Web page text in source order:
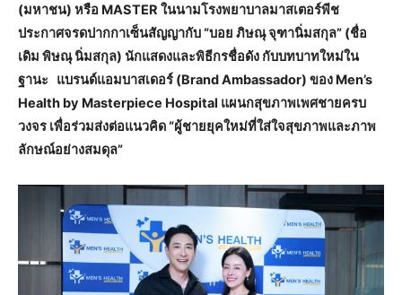
(มหาชน) หรือ MASTER ในนามโรงพยาบาลมาสเตอร์พีช
ประกาศจรดปากกาเซ็นสัญญากับ “บอย ภิษณุ จุฑานิ่มสกุล” (ชื่อ
เดิม พิษณุ นิ่มสกุล) นักแสดงและพิธีกรชื่อดัง กับบทบาทใหม่ใน
ฐานะ แบรนด์แอมบาสเดอร์ (Brand Ambassador) ของ Men’s
Health by Masterpiece Hospital แผนกสุขภาพเพศชายครบ
วงจร เพื่อร่วมส่งต่อแนวคิด “ผู้ชายยุคใหม่ที่ใส่ใจสุขภาพและภาพ
ลักษณ์อย่างสมดุล”